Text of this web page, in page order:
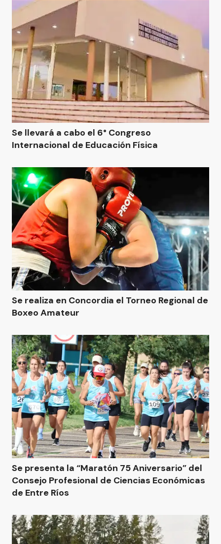
Se llevará a cabo el 6° Congreso
Internacional de Educación Física
Se realiza en Concordia el Torneo Regional de
Boxeo Amateur
Se presenta la “Maratón 75 Aniversario” del
Consejo Profesional de Ciencias Económicas
de Entre Ríos